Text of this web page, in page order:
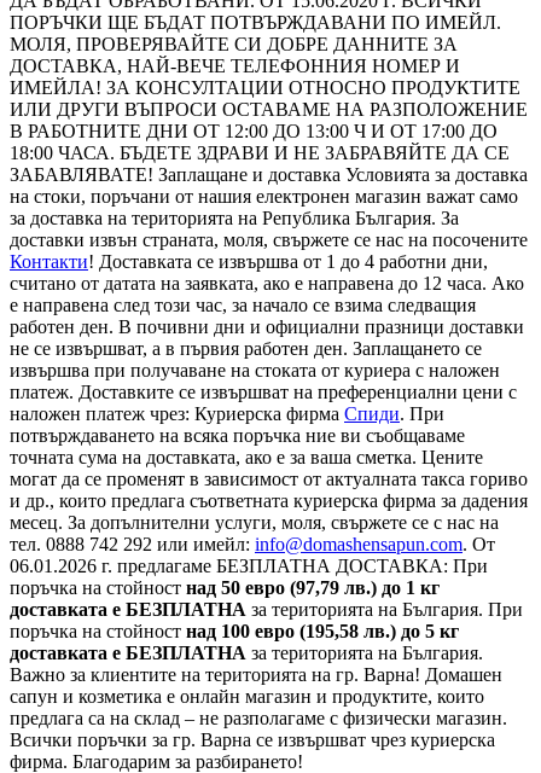
ПОРЪЧКИ ЩЕ БЪДАТ ПОТВЪРЖДАВАНИ ПО ИМЕЙЛ.
МОЛЯ, ПРОВЕРЯВАЙТЕ СИ ДОБРЕ ДАННИТЕ ЗА
ДОСТАВКА, НАЙ-ВЕЧЕ ТЕЛЕФОННИЯ НОМЕР И
ИМЕЙЛА! ЗА КОНСУЛТАЦИИ ОТНОСНО ПРОДУКТИТЕ
ИЛИ ДРУГИ ВЪПРОСИ ОСТАВАМЕ НА РАЗПОЛОЖЕНИЕ
В РАБОТНИТЕ ДНИ ОТ 12:00 ДО 13:00 Ч И ОТ 17:00 ДО
18:00 ЧАСА. БЪДЕТЕ ЗДРАВИ И НЕ ЗАБРАВЯЙТЕ ДА СЕ
ЗАБАВЛЯВАТЕ! Заплащане и доставка Условията за доставка
на стоки, поръчани от нашия електронен магазин важат само
за доставка на територията на Република България. За
доставки извън страната, моля, свържете се нас на посочените
Контакти! Доставката се извършва от 1 до 4 работни дни,
считано от датата на заявката, ако е направена до 12 часа. Ако
е направена след този час, за начало се взима следващия
работен ден. В почивни дни и официални празници доставки
не се извършват, а в първия работен ден. Заплащането се
извършва при получаване на стоката от куриера с наложен
платеж. Доставките се извършват на преференциални цени с
наложен платеж чрез: Куриерска фирма Спиди. При
потвърждаването на всяка поръчка ние ви съобщаваме
точната сума на доставката, ако е за ваша сметка. Цените
могат да се променят в зависимост от актуалната такса гориво
и др., които предлага съответната куриерска фирма за дадения
месец. За допълнителни услуги, моля, свържете се с нас на
тел. 0888 742 292 или имейл: info@domashensapun.com. От
06.01.2026 г. предлагаме БЕЗПЛАТНА ДОСТАВКА: При
поръчка на стойност над 50 евро (97,79 лв.) до 1 кг
доставката е БЕЗПЛАТНА за територията на България. При
поръчка на стойност над 100 евро (195,58 лв.) до 5 кг
доставката е БЕЗПЛАТНА за територията на България.
Важно за клиентите на територията на гр. Варна! Домашен
сапун и козметика е онлайн магазин и продуктите, които
предлага са на склад – не разполагаме с физически магазин.
Всички поръчки за гр. Варна се извършват чрез куриерска
фирма. Благодарим за разбирането!